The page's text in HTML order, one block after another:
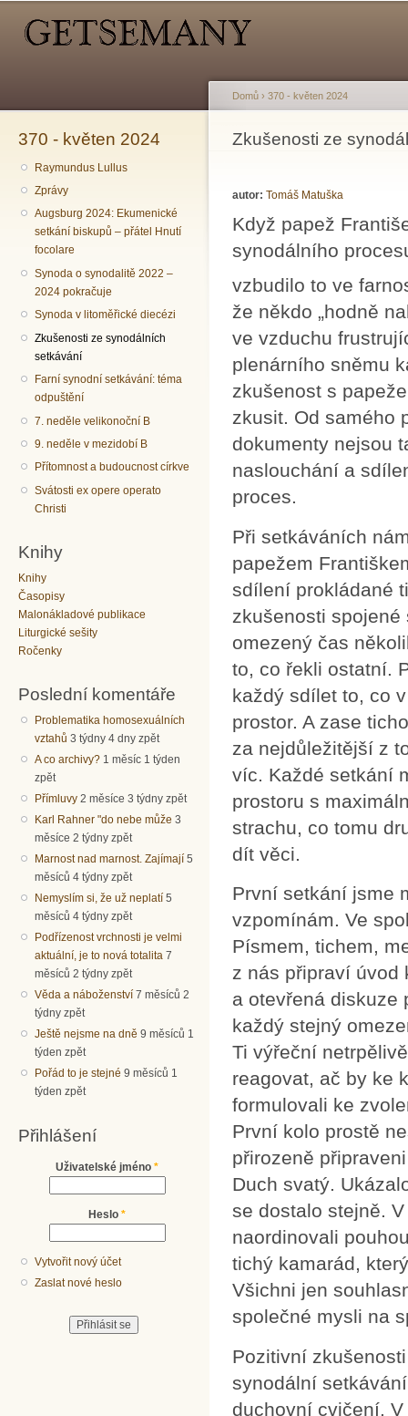
370 - květen 2024
Raymundus Lullus
Zprávy
Augsburg 2024: Ekumenické
setkání biskupů – přátel Hnutí
focolare
Synoda o synodalitě 2022 –
2024 pokračuje
Synoda v litoměřické diecézi
Zkušenosti ze synodálních
setkávání
Farní synodní setkávání: téma
odpuštění
7. neděle velikonoční B
9. neděle v mezidobí B
Přítomnost a budoucnost církve
Svátosti ex opere operato
Christi
Knihy
Knihy
Časopisy
Malonákladové publikace
Liturgické sešity
Ročenky
Poslední komentáře
Problematika homosexuálních
vztahů 3 týdny 4 dny zpět
A co archivy? 1 měsíc 1 týden
zpět
Přímluvy 2 měsíce 3 týdny zpět
Karl Rahner "do nebe může 3
měsíce 2 týdny zpět
Marnost nad marnost. Zajímají 5
měsíců 4 týdny zpět
Nemyslím si, že už neplatí 5
měsíců 4 týdny zpět
Podřízenost vrchnosti je velmi
aktuální, je to nová totalita 7
měsíců 2 týdny zpět
Věda a náboženství 7 měsíců 2
týdny zpět
Ještě nejsme na dně 9 měsíců 1
týden zpět
Pořád to je stejné 9 měsíců 1
týden zpět
Přihlášení
Uživatelské jméno *
Heslo *
Vytvořit nový účet
Zaslat nové heslo
Jste zde
Domů › 370 - květen 2024
Zkušenosti ze
autor: Tomáš Matuška
Když papež
synodálního
vzbudilo to ve
že někdo „hodně
ve vzduchu
plenárního sněmu
zkušenost s
zkusit. Od samého
dokumenty nejsou
naslouchání a
proces.
Při setkáváních
papežem
sdílení prokládané
zkušenosti
omezený čas
to, co řekli ostatní.
každý sdílet to, co
prostor. A zase
za nejdůležitější z
víc. Každé setkání
prostoru s
strachu, co tomu
dít věci.
První setkání jsme
vzpomínám. Ve
Písmem, tichem,
z nás připraví úvod
a otevřená diskuze
každý stejný
Ti výřeční
reagovat, ač by ke
formulovali ke
První kolo prostě
přirozeně
Duch svatý.
se dostalo stejně.
naordinovali
tichý kamarád,
Všichni jen
společné mysli na
Pozitivní
synodální
duchovní cvičení.